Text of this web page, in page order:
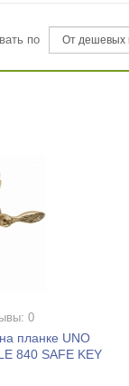
по
0
планке UNO
840 SAFE KEY